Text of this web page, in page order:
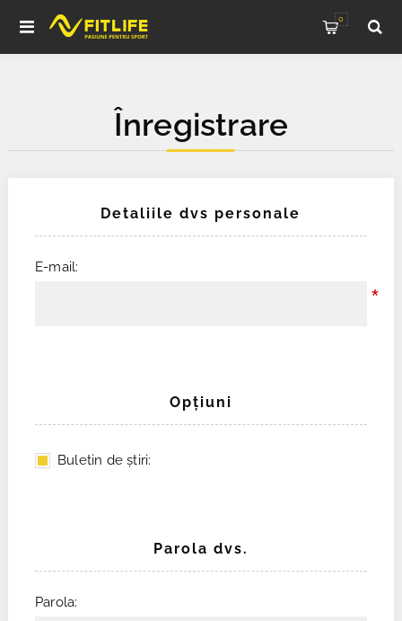
0
Înregistrare
Detaliile dvs personale
E-mail:
*
Opţiuni
Buletin de ştiri:
Parola dvs.
Parola: